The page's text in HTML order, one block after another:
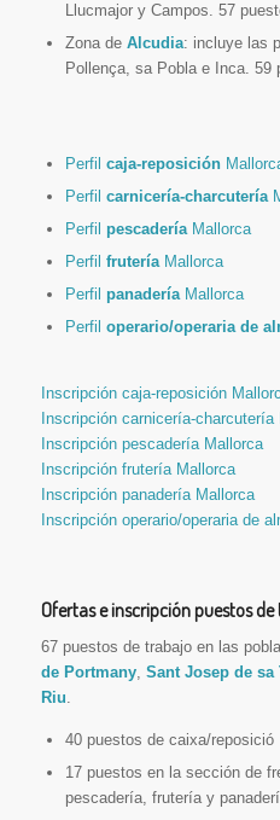
Llucmajor y Campos. 57
Zona de Alcudia: incluye las
Pollença, sa Pobla e Inca. 59
Perfil caja-reposición
Perfil carnicería-charcutería
Perfil pescaderíaMallorca
Perfil fruteríaMallorca
Perfil panaderíaMallorca
Perfil operario/operaria de
Inscripción caja-reposición
Inscripción carnicería-charcutería
Inscripción pescadería Mallorca
Inscripción frutería Mallorca
Inscripción panadería Mallorca
Inscripción operario/operaria de
Ofertas e inscripción puestos
67 puestos de trabajo en las
de Portmany, Sant Josep de sa
Riu.
40 puestos de caixa/reposició
17 puestos en la sección de
pescadería, frutería y